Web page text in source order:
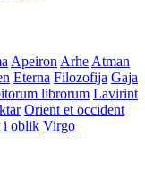
ApeironArheAtman
Eterna Filozofija Gaja
librorum Lavirint
Orient et occident
i oblik Virgo